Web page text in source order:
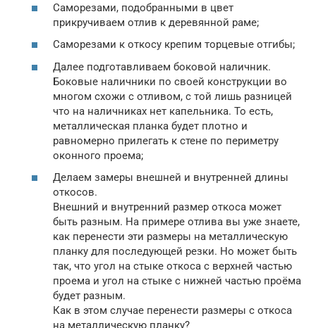
Саморезами, подобранными в цвет
прикручиваем отлив к деревянной раме;
Саморезами к откосу крепим торцевые отгибы;
Далее подготавливаем боковой наличник.
Боковые наличники по своей конструкции во
многом схожи с отливом, с той лишь разницей
что на наличниках нет капельника. То есть,
металлическая планка будет плотно и
равномерно прилегать к стене по периметру
оконного проема;
Делаем замеры внешней и внутренней длины
откосов.
Внешний и внутренний размер откоса может
быть разным. На примере отлива вы уже знаете,
как перенести эти размеры на металлическую
планку для последующей резки. Но может быть
так, что угол на стыке откоса с верхней частью
проема и угол на стыке с нижней частью проёма
будет разным.
Как в этом случае перенести размеры с откоса
на металлическую планку?